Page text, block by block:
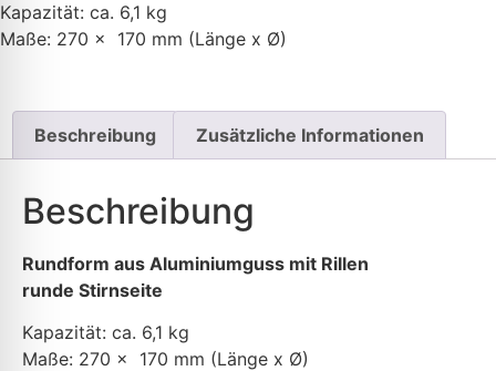
Kapazität: ca. 6,1 kg
Maße: 270 x 170 mm (Länge x Ø)
Beschreibung Zusätzliche Informationen
Beschreibung
Rundform aus Aluminiumguss mit Rillen
runde Stirnseite
Kapazität: ca. 6,1 kg
Maße: 270 x 170 mm (Länge x Ø)